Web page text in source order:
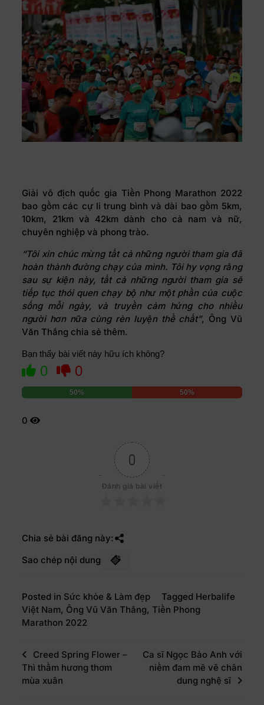
Giải vô địch quốc gia Tiền Phong Marathon 2022
bao gồm các cự li trung bình và dài bao gồm 5km,
10km, 21km và 42km dành cho cả nam và nữ,
chuyên nghiệp và phong trào.
“Tôi xin chúc mừng tất cả những người tham gia đã
hoàn thành đường chạy của mình. Tôi hy vọng rằng
sau sự kiện này, tất cả những người tham gia sẽ
tiếp tục thói quen chạy bộ như một phần của cuộc
sống mỗi ngày, và truyền cảm hứng cho nhiều
người hơn nữa cùng rèn luyện thể chất”, Ông Vũ
Văn Thắng chia sẻ thêm.
Bạn thấy bài viết này hữu ích không?
0 0
50% 50%
0
0
Đánh giá bài viết
Chia sẻ bài đăng này:
Sao chép nội dung
Posted in Sức khỏe & Làm đẹp Tagged Herbalife
Việt Nam, Ông Vũ Văn Thắng, Tiền Phong
Marathon 2022
Creed Spring Flower –
Thì thầm hương thơm
mùa xuân
Ca sĩ Ngọc Bảo Anh với
niềm đam mê vẽ chân
dung nghệ sĩ